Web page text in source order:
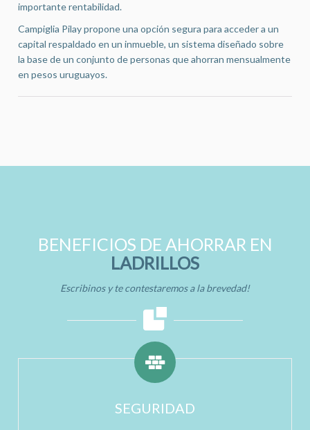
importante rentabilidad.
Campiglia Pilay propone una opción segura para acceder a un
capital respaldado en un inmueble, un sistema diseñado sobre
la base de un conjunto de personas que ahorran mensualmente
en pesos uruguayos.
BENEFICIOS DE AHORRAR EN
LADRILLOS
Escribinos y te contestaremos a la brevedad!
SEGURIDAD